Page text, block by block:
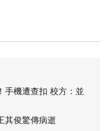
手機遭查扣 校方：並
其俊驚傳病逝